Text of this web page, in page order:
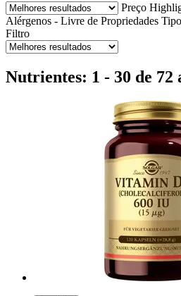
Preço
Alérgenos - Livre de Propriedades
Filtro
Nutrientes: 1 - 30 de 72